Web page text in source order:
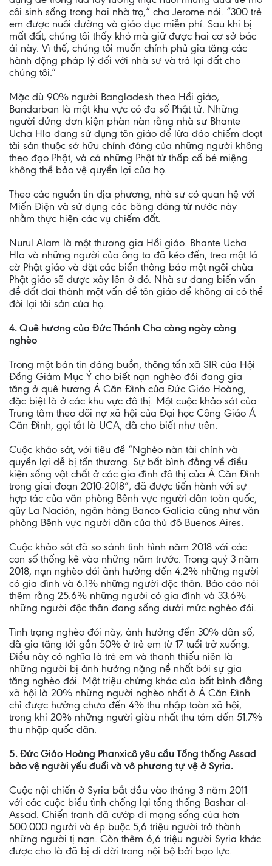
côi sinh sống trong hai nhà trọ,” cha Jerome nói. “300 trẻ
em được nuôi dưỡng và giáo dục miễn phí. Sau khi bị
mất đất, chúng tôi thấy khó mà giữ được hai cơ sở bác
ái này. Vì thế, chúng tôi muốn chính phủ gia tăng các
hành động pháp lý đối với nhà sư và trả lại đất cho
chúng tôi.”
Mặc dù 90% người Bangladesh theo Hồi giáo,
Bandarban là một khu vực có đa số Phật tử. Những
người đứng đơn kiện phàn nàn rằng nhà sư Bhante
Ucha Hla đang sử dụng tôn giáo để lừa đảo chiếm đoạt
tài sản thuộc sở hữu chính đáng của những người không
theo đạo Phật, và cả những Phật tử thấp cổ bé miệng
không thể bảo vệ quyền lợi của họ.
Theo các nguồn tin địa phương, nhà sư có quan hệ với
Miến Điện và sử dụng các băng đảng từ nước này
nhằm thực hiện các vụ chiếm đất.
Nurul Alam là một thương gia Hồi giáo. Bhante Ucha
Hla và những người của ông ta đã kéo đến, treo một lá
cờ Phật giáo và đặt các biển thông báo một ngôi chùa
Phật giáo sẽ được xây lên ở đó. Nhà sư đang biến vấn
đề đất đai thành một vấn đề tôn giáo để không ai có thể
đòi lại tài sản của họ.
4. Quê hương của Đức Thánh Cha càng ngày càng
nghèo
Trong một bản tin đáng buồn, thông tấn xã SIR của Hội
Đồng Giám Mục Ý cho biết nạn nghèo đói đang gia
tăng ở quê hương Á Căn Đình của Đức Giáo Hoàng,
đặc biệt là ở các khu vực đô thị. Một cuộc khảo sát của
Trung tâm theo dõi nợ xã hội của Đại học Công Giáo Á
Căn Đình, gọi tắt là UCA, đã cho biết như trên.
Cuộc khảo sát, với tiêu đề “Nghèo nàn tài chính và
quyền lợi dễ bị tổn thương. Sự bất bình đẳng về điều
kiện sống vật chất ở các gia đình đô thị của Á Căn Đình
trong giai đoạn 2010-2018”, đã được tiến hành với sự
hợp tác của văn phòng Bênh vực người dân toàn quốc,
qũy La Nación, ngân hàng Banco Galicia cũng như văn
phòng Bênh vực người dân của thủ đô Buenos Aires.
Cuộc khảo sát đã so sánh tình hình năm 2018 với các
con số thống kê vào những năm trước. Trong quý 3 năm
2018, nạn nghèo đói ảnh hưởng đến 4.2% những người
có gia đình và 6.1% những người độc thân. Báo cáo nói
thêm rằng 25.6% những người có gia đình và 33.6%
những người độc thân đang sống dưới mức nghèo đói.
Tình trạng nghèo đói này, ảnh hưởng đến 30% dân số,
đã gia tăng tới gần 50% ở trẻ em từ 17 tuổi trở xuống.
Điều này có nghĩa là trẻ em và thanh thiếu niên là
những người bị ảnh hưởng nặng nề nhất bởi sự gia
tăng nghèo đói. Một triệu chứng khác của bất bình đẳng
xã hội là 20% những người nghèo nhất ở Á Căn Đình
chỉ được hưởng chưa đến 4% thu nhập toàn xã hội,
trong khi 20% những người giàu nhất thu tóm đến 51.7%
thu nhập quốc dân.
5. Đức Giáo Hoàng Phanxicô yêu cầu Tổng thống Assad
bảo vệ người yếu đuối và vô phương tự vệ ở Syria.
Cuộc nội chiến ở Syria bắt đầu vào tháng 3 năm 2011
với các cuộc biểu tình chống lại tổng thống Bashar al-
Assad. Chiến tranh đã cướp đi mạng sống của hơn
500.000 người và ép buộc 5,6 triệu người trở thành
những người tị nạn. Còn thêm 6,6 triệu người Syria khác
được cho là đã bị di dời trong nội bộ bởi bạo lực.